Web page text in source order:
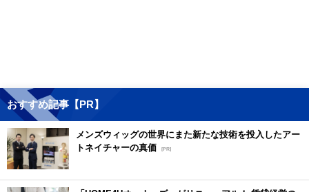
おすすめ記事【PR】
メンズウィッグの世界にまた新たな技術を投入したアー
トネイチャーの真価 [PR]